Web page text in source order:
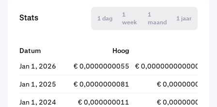
Stats 1 dag
1
week
1
maand
1 jaar
Datum Hoog
Jan 1, 2026
€ 0,0000000055 € 0,000000000000051
Jan 1, 2025 € 0,0000000081 € 0,0000000041
Jan 1, 2024 € 0,000000011 € 0,0000000052